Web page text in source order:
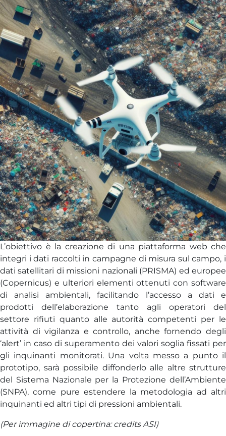
L’obiettivo è la creazione di una piattaforma web che
integri i dati raccolti in campagne di misura sul campo, i
dati satellitari di missioni nazionali (PRISMA) ed europee
(Copernicus) e ulteriori elementi ottenuti con software
di analisi ambientali, facilitando l’accesso a dati e
prodotti dell’elaborazione tanto agli operatori del
settore rifiuti quanto alle autorità competenti per le
attività di vigilanza e controllo, anche fornendo degli
‘alert’ in caso di superamento dei valori soglia fissati per
gli inquinanti monitorati. Una volta messo a punto il
prototipo, sarà possibile diffonderlo alle altre strutture
del Sistema Nazionale per la Protezione dell’Ambiente
(SNPA), come pure estendere la metodologia ad altri
inquinanti ed altri tipi di pressioni ambientali.
(Per immagine di copertina: credits ASI)